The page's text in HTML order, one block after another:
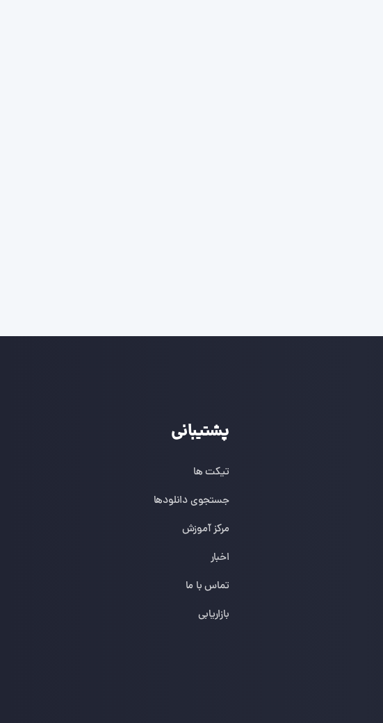
پشتیبانی
تیکت ها
جستجوی دانلودها
مرکز آموزش
اخبار
تماس با ما
بازاریابی